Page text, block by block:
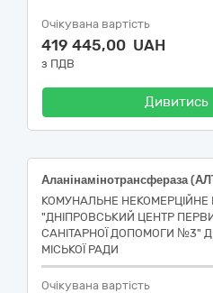
Очікувана вартість
419 445,00 UAH
з ПДВ
Дивитись
КОМУНАЛЬНЕ НЕКОМЕРЦІЙНЕ
"ДНІПРОВСЬКИЙ ЦЕНТР
САНІТАРНОЇ ДОПОМОГИ №3"
МІСЬКОЇ РАДИ
Очікувана вартість